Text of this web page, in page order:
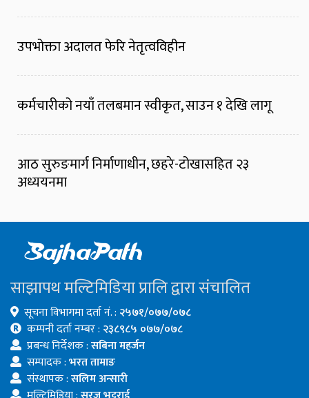
उपभोक्ता अदालत फेरि नेतृत्वविहीन
कर्मचारीको नयाँ तलबमान स्वीकृत, साउन १ देखि लागू
आठ सुरुङमार्ग निर्माणाधीन, छहरे-टोखासहित २३
अध्ययनमा
साझापथ मल्टिमिडिया प्रालि द्वारा संचालित
सूचना विभागमा दर्ता नं. : २५७१/०७७/०७८
कम्पनी दर्ता नम्बर : २३८९८५ ०७७/०७८
प्रबन्ध निर्देशक :सबिना महर्जन
सम्पादक :भरत तामाङ
संस्थापक :सलिम अन्सारी